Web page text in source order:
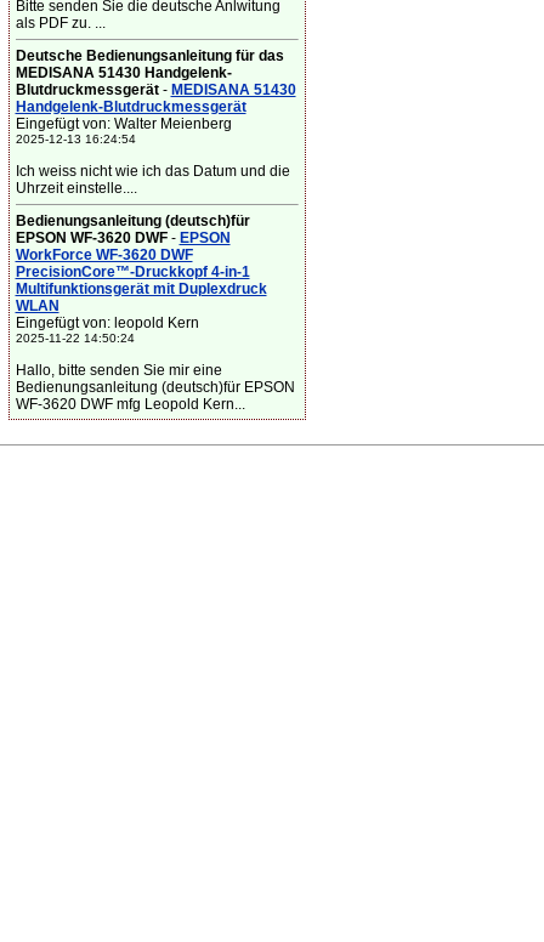
Bitte senden Sie die deutsche Anlwitung
als PDF zu. ...
Deutsche Bedienungsanleitung für das
MEDISANA 51430 Handgelenk-
Blutdruckmessgerät- MEDISANA 51430
Handgelenk-Blutdruckmessgerät
Eingefügt von: Walter Meienberg
2025-12-13 16:24:54
Ich weiss nicht wie ich das Datum und die
Uhrzeit einstelle....
Bedienungsanleitung (deutsch)für
EPSON WF-3620 DWF- EPSON
WorkForce WF-3620 DWF
PrecisionCore™-Druckkopf 4-in-1
Multifunktionsgerät mit Duplexdruck
WLAN
Eingefügt von: leopold Kern
2025-11-22 14:50:24
Hallo, bitte senden Sie mir eine
Bedienungsanleitung (deutsch)für EPSON
WF-3620 DWF mfg Leopold Kern...